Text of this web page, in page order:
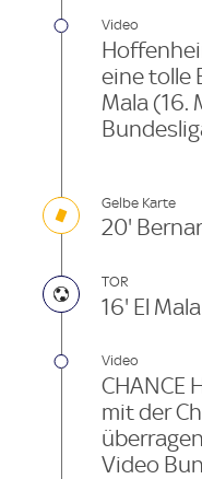
Video
eine tolle
Mala (16.
Gelbe Karte
20'
TOR
16' El Mala
Video
CHANCE
mit der
Video